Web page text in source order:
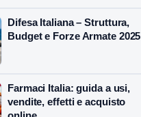
Difesa Italiana – Struttura,
Budget e Forze Armate 2025
Farmaci Italia: guida a usi,
vendite, effetti e acquisto